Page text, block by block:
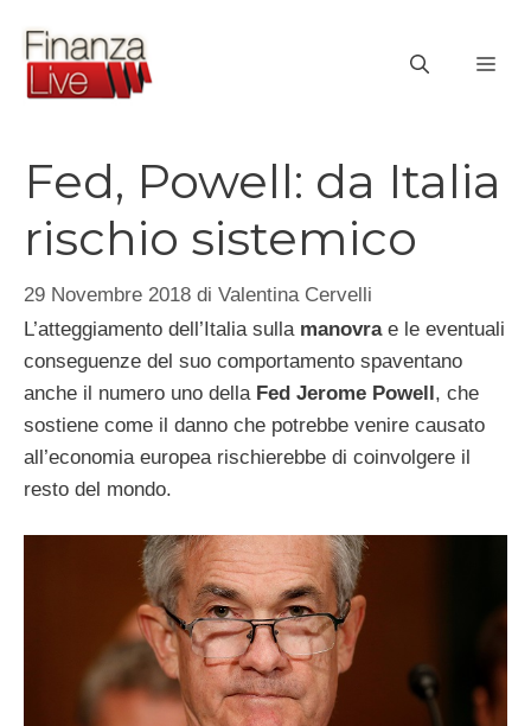
contenuto
Fed, Powell: da Italia
rischio sistemico
29 Novembre 2018 di Valentina Cervelli
L’atteggiamento dell’Italia sulla manovrae le eventuali
conseguenze del suo comportamento spaventano
anche il numero uno della Fed Jerome Powell, che
sostiene come il danno che potrebbe venire causato
all’economia europea rischierebbe di coinvolgere il
resto del mondo.